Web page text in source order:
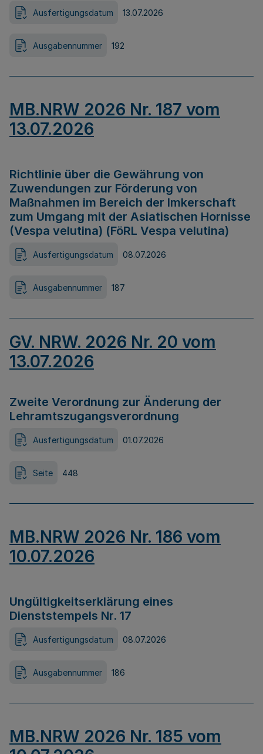
Ausfertigungsdatum 13.07.2026
Ausgabennummer 192
MB.NRW 2026 Nr. 187 vom
13.07.2026
Richtlinie über die Gewährung von
Zuwendungen zur Förderung von
Maßnahmen im Bereich der Imkerschaft
zum Umgang mit der Asiatischen Hornisse
(Vespa velutina) (FöRL Vespa velutina)
Ausfertigungsdatum 08.07.2026
Ausgabennummer 187
GV. NRW. 2026 Nr. 20 vom
13.07.2026
Zweite Verordnung zur Änderung der
Lehramtszugangsverordnung
Ausfertigungsdatum 01.07.2026
Seite 448
MB.NRW 2026 Nr. 186 vom
10.07.2026
Ungültigkeitserklärung eines
Dienststempels Nr. 17
Ausfertigungsdatum 08.07.2026
Ausgabennummer 186
MB.NRW 2026 Nr. 185 vom